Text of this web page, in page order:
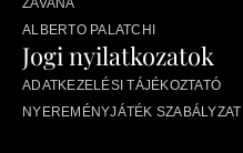
ZAVANA
ALBERTO PALATCHI
Jogi nyilatkozatok
ADATKEZELÉSI TÁJÉKOZTATÓ
NYEREMÉNYJÁTÉK SZABÁLYZAT